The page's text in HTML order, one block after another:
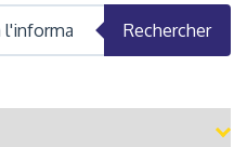
Rechercher